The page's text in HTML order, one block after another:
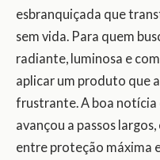
esbranquiçada que
sem vida. Para quem
radiante, luminosa e
aplicar um produto que
frustrante. A boa notícia
avançou a passos
entre proteção máxima